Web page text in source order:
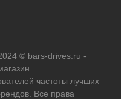
© bars-drives.ru -
частоты лучших
Все права